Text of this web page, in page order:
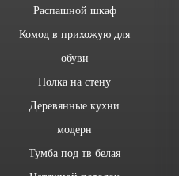
Распашной шкаф
Комод в прихожую для
обуви
Полка на стену
Деревянные кухни
модерн
Тумба под тв белая